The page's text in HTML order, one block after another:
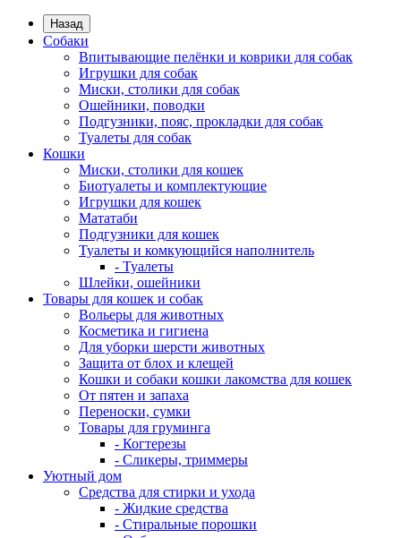
Назад
Собаки
Впитывающие пелёнки и коврики для собак
Игрушки для собак
Миски, столики для собак
Ошейники, поводки
Подгузники, пояс, прокладки для собак
Туалеты для собак
Кошки
Миски, столики для кошек
Биотуалеты и комплектующие
Игрушки для кошек
Мататаби
Подгузники для кошек
Туалеты и комкующийся наполнитель
- Туалеты
Шлейки, ошейники
Товары для кошек и собак
Вольеры для животных
Косметика и гигиена
Для уборки шерсти животных
Защита от блох и клещей
Кошки и собаки кошки лакомства для кошек
От пятен и запаха
Переноски, сумки
Товары для груминга
- Когтерезы
- Сликеры, триммеры
Уютный дом
Средства для стирки и ухода
- Жидкие средства
- Стиральные порошки